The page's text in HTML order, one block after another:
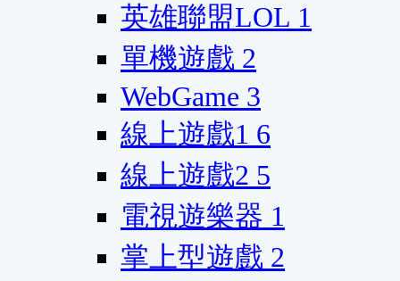
英雄聯盟LOL 1
單機遊戲 2
WebGame 3
線上遊戲1 6
線上遊戲2 5
電視遊樂器 1
掌上型遊戲 2